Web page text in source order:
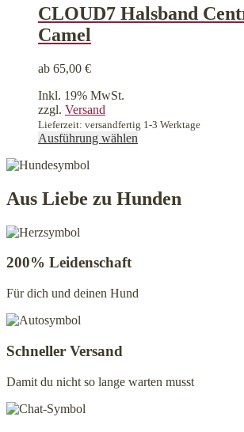
Varianten
auf.
gewählt
CLOUD7 Halsband
Camel
ab 65,00 €
Inkl. 19% MwSt.
zzgl. Versand
Lieferzeit: versandfertig 1-3 Werktage
Ausführung wählen
Varianten
auf.
Produktseite
Aus Liebe zu Hunden
200% Leidenschaft
Für dich und deinen Hund
Schneller Versand
Damit du nicht so lange warten musst